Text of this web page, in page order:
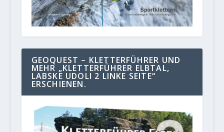
GEOQUEST – KLETTERFÜHRER UND
MEHR „KLETTERFÜHRER ELBTAL,
LABSKE UDOLI 2 LINKE SEITE“
ERSCHIENEN.